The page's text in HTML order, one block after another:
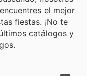
el mejor
fiestas. ¡No te
catálogos y